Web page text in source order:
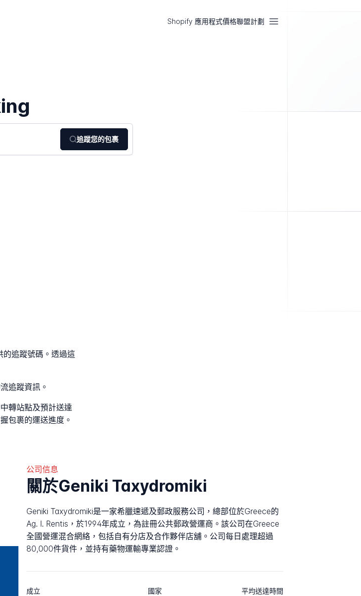
Shopify 應用程式價格聯盟計劃
追蹤您的包裹
的追蹤號碼。透過這
追蹤資訊。
轉站點及預計送達
包裹的運送進度。
公司信息
關於Geniki Taxydromiki
Geniki Taxydromiki是一家希臘速遞及郵政服務公司，總部位於Greece的
Ag. I. Rentis，於1994年成立，為註冊公共郵政營運商。該公司在Greece
全國營運混合網絡，包括自有分店及合作夥伴店舖。公司每日處理超過
80,000件貨件，並持有藥物運輸專業認證。
成立 國家 平均送達時間